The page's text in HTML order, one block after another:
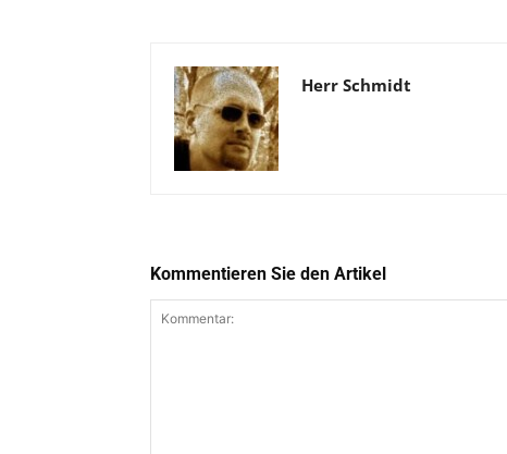
Herr Schmidt
Kommentieren Sie den Artikel